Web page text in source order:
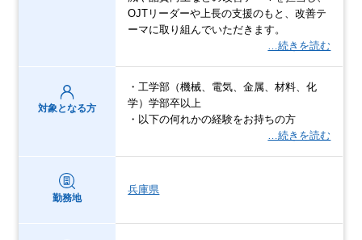
OJTリーダーや上長の支援のもと、改善テ
ーマに取り組んでいただきます。
…続きを読む
対象となる方
・工学部（機械、電気、金属、材料、化
学）学部卒以上
・以下の何れかの経験をお持ちの方
…続きを読む
勤務地
兵庫県